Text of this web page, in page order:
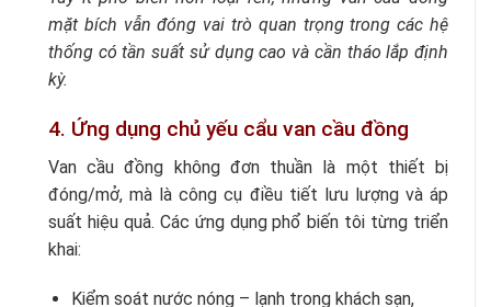
mặt bích vẫn đóng vai trò quan trọng trong các hệ
thống có tần suất sử dụng cao và cần tháo lắp định
kỳ.
4. Ứng dụng chủ yếu cẩu van cầu đồng
Van cầu đồng không đơn thuần là một thiết bị
đóng/mở, mà là công cụ điều tiết lưu lượng và áp
suất hiệu quả. Các ứng dụng phổ biến tôi từng triển
khai:
Kiểm soát nước nóng – lạnh trong khách sạn,